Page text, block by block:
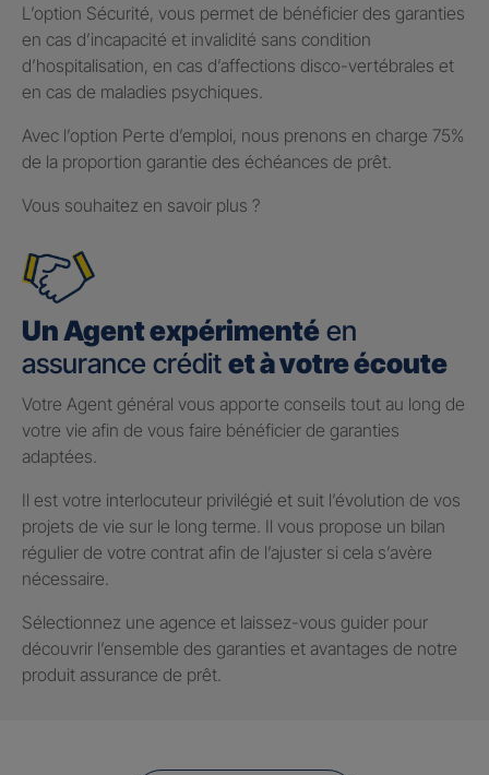
L’option Sécurité, vous permet de bénéficier des garanties
en cas d’incapacité et invalidité sans condition
d’hospitalisation, en cas d’affections disco-vertébrales et
en cas de maladies psychiques.
Avec l’option Perte d’emploi, nous prenons en charge 75%
de la proportion garantie des échéances de prêt.
Vous souhaitez en savoir plus ?
Un Agent expérimenté en
assurance crédit et à votre écoute
Votre Agent général vous apporte conseils tout au long de
votre vie afin de vous faire bénéficier de garanties
adaptées.
Il est votre interlocuteur privilégié et suit l’évolution de vos
projets de vie sur le long terme. Il vous propose un bilan
régulier de votre contrat afin de l’ajuster si cela s’avère
nécessaire.
Sélectionnez une agence et laissez-vous guider pour
découvrir l’ensemble des garanties et avantages de notre
produit assurance de prêt.